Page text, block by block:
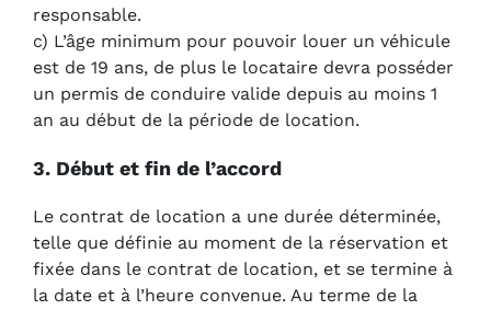
responsable.
c) L’âge minimum pour pouvoir louer un véhicule
est de 19 ans, de plus le locataire devra posséder
un permis de conduire valide depuis au moins 1
an au début de la période de location.
3. Début et fin de l’accord
Le contrat de location a une durée déterminée,
telle que définie au moment de la réservation et
fixée dans le contrat de location, et se termine à
la date et à l’heure convenue. Au terme de la